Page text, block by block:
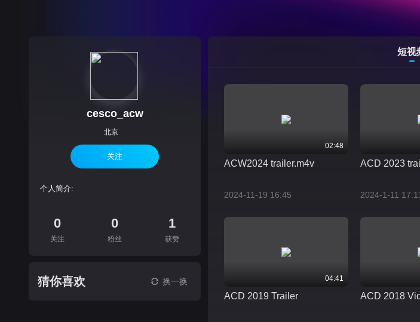
cesco_acw
北京
关注
个人简介:
0
关注
0
粉丝
1
获赞
猜你喜欢 换一换
短视
02:48
ACW2024 trailer.m4v
2024-11-19 16:45
ACD 2023
2024-1-11
04:41
ACD 2019 Trailer ACD 2018